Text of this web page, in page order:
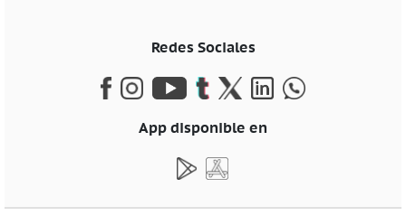
Redes Sociales
App disponible en